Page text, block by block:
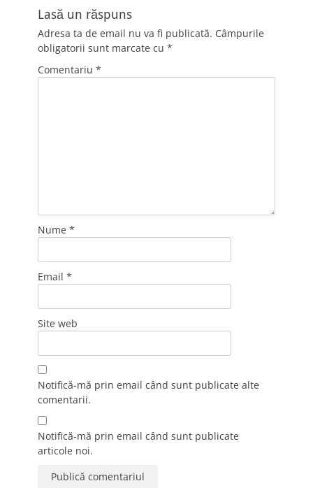
Lasă un răspuns
Adresa ta de email nu va fi publicată. Câmpurile
obligatorii sunt marcate cu *
Comentariu *
Nume *
Email *
Site web
Notifică-mă prin email când sunt publicate alte
comentarii.
Notifică-mă prin email când sunt publicate
articole noi.